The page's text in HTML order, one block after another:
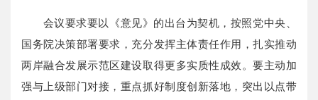
会议要求要以《意见》的出台为契机，按照党中央、
国务院决策部署要求，充分发挥主体责任作用，扎实推动
两岸融合发展示范区建设取得更多实质性成效。要主动加
强与上级部门对接，重点抓好制度创新落地，突出以点带